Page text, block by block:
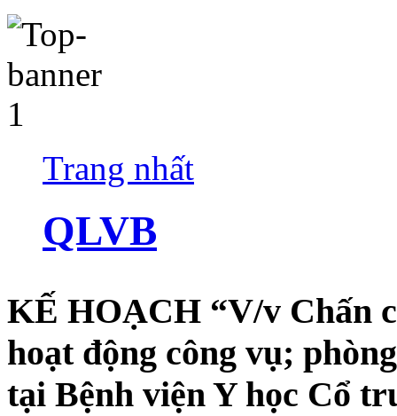
Trang nhất
QLVB
KẾ HOẠCH “V/v Chấn
hoạt động công vụ;
tại Bệnh viện Y học Cổ